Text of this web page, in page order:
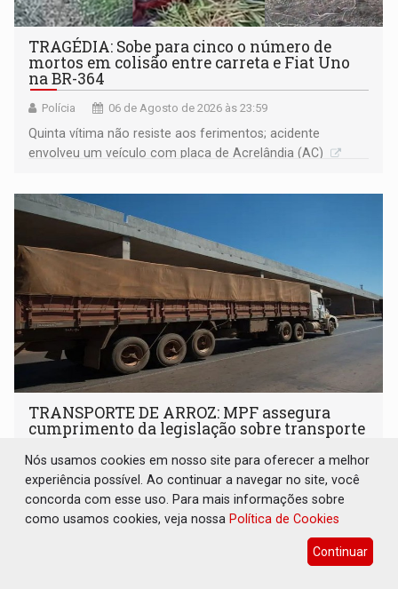
TRAGÉDIA: Sobe para cinco o número de
mortos em colisão entre carreta e Fiat Uno
na BR-364
Polícia 06 de Agosto de 2026 às 23:59
Quinta vítima não resiste aos ferimentos; acidente
envolveu um veículo com placa de Acrelândia (AC)
TRANSPORTE DE ARROZ: MPF assegura
cumprimento da legislação sobre transporte
de cargas por empresa
Geral 06 de Agosto de 2026 às 19:30
Compromisso prevê adequação das operações às normas
de trânsito e destinação de R$ 113 mil para fortalecer a
Nós usamos cookies em nosso site para oferecer a melhor
experiência possível. Ao continuar a navegar no site, você
concorda com esse uso. Para mais informações sobre
como usamos cookies, veja nossa Política de Cookies
Continuar